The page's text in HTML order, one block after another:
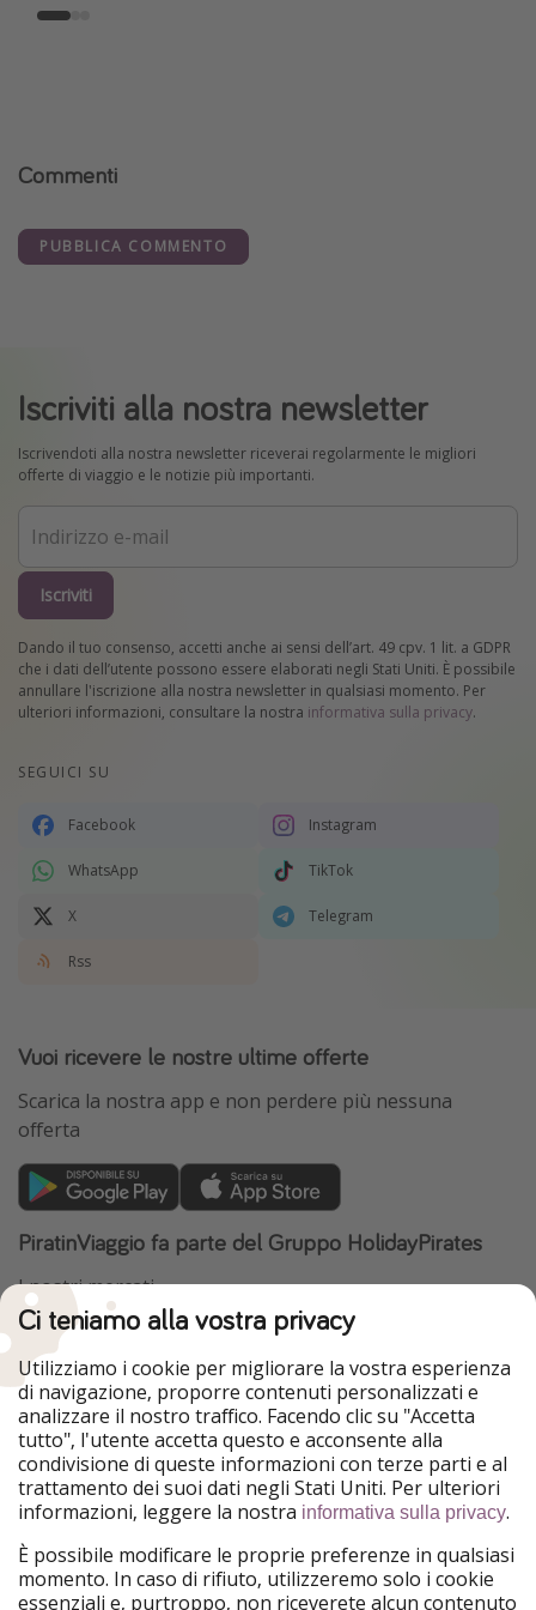
Commenti
PUBBLICA COMMENTO
Iscriviti alla nostra newsletter
Iscrivendoti alla nostra newsletter riceverai regolarmente le migliori
offerte di viaggio e le notizie più importanti.
Iscriviti
Dando il tuo consenso, accetti anche ai sensi dell’art. 49 cpv. 1 lit. a GDPR
che i dati dell’utente possono essere elaborati negli Stati Uniti. È possibile
annullare l'iscrizione alla nostra newsletter in qualsiasi momento. Per
ulteriori informazioni, consultare la nostra informativa sulla privacy.
SEGUICI SU
Facebook Instagram
WhatsApp TikTok
X Telegram
Rss
Vuoi ricevere le nostre ultime offerte
Scarica la nostra app e non perdere più nessuna
offerta
PiratinViaggio fa parte del Gruppo HolidayPirates
I nostri mercati
HolidayPirates
VakantiePiraten
WakacyjniPiraci
Ferienpiraten
Urlaubspiraten
Urlaubspiraten
ViajerosPiratas
TravelPirates
Il nostro gruppo
HolidayPirates Group
Conoscici meglio
Chi siamo
Informazioni legali
Termini d' Uso
Ci teniamo alla vostra privacy
Utilizziamo i cookie per migliorare la vostra esperienza
di navigazione, proporre contenuti personalizzati e
analizzare il nostro traffico. Facendo clic su "Accetta
tutto", l'utente accetta questo e acconsente alla
condivisione di queste informazioni con terze parti e al
trattamento dei suoi dati negli Stati Uniti. Per ulteriori
informazioni, leggere la nostra informativa sulla privacy.
È possibile modificare le proprie preferenze in qualsiasi
momento. In caso di rifiuto, utilizzeremo solo i cookie
essenziali e, purtroppo, non riceverete alcun contenuto